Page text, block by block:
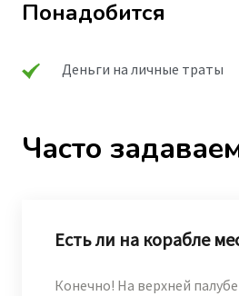
Понадобится
Деньги на личные траты
Часто
Есть ли на корабле
Конечно! На верхней